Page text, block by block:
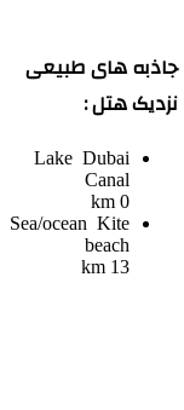
جاذبه های طبیعی
نزدیک هتل :
Lake Dubai
Canal
0 km
Sea/ocean Kite
beach
13 km